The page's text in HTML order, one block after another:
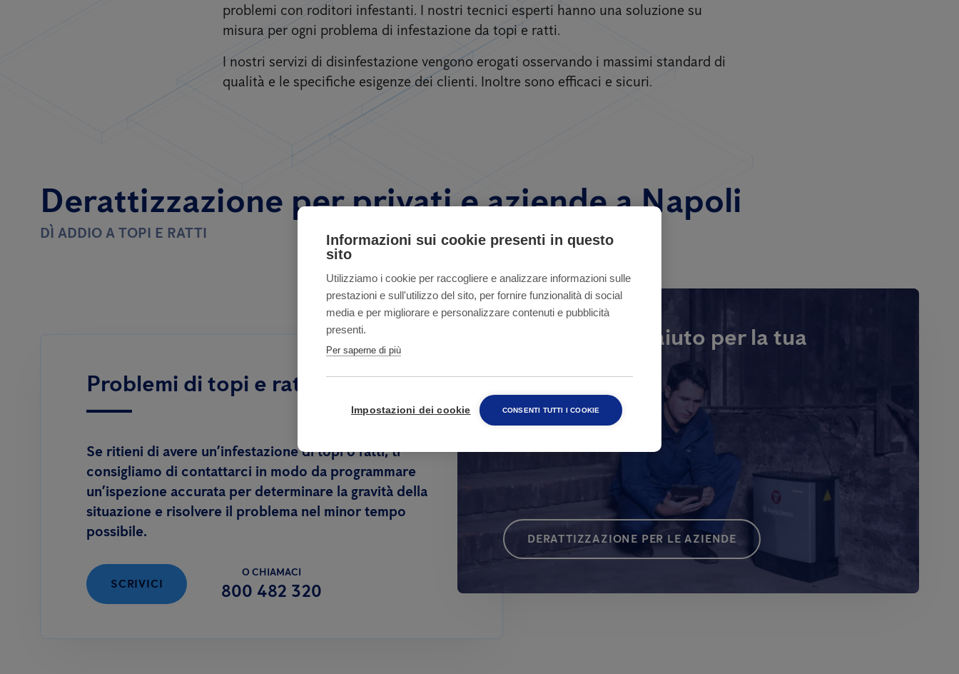
problemi con roditori infestanti. I nostri tecnici esperti hanno una soluzione su
misura per ogni problema di infestazione da topi e ratti.
I nostri servizi di disinfestazione vengono erogati osservando i massimi standard di
qualità e le specifiche esigenze dei clienti. Inoltre sono efficaci e sicuri.
Derattizzazione per privati ​​e aziende a Napoli
DÌ ADDIO A TOPI E RATTI
Problemi di topi e ratti nelle case
Se ritieni di avere un’infestazione di topi o ratti, ti
consigliamo di contattarci in modo da programmare
un’ispezione accurata per determinare la gravità della
situazione e risolvere il problema nel minor tempo
possibile.
SCRIVICI
O CHIAMACI
800 482 320
Hai bisogno di aiuto per la tua
DERATTIZZAZIONE PER LE AZIENDE
Informazioni sui cookie presenti in questo
sito
Utilizziamo i cookie per raccogliere e analizzare informazioni sulle
prestazioni e sull'utilizzo del sito, per fornire funzionalità di social
media e per migliorare e personalizzare contenuti e pubblicità
presenti.
Per saperne di più
Impostazioni dei cookie CONSENTI TUTTI I COOKIE